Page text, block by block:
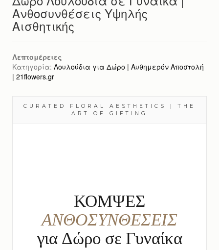
Ανθοσυνθέσεις Υψηλής
Αισθητικής
Λεπτομέρειες
Κατηγορία: Λουλούδια για Δώρο | Αυθημερόν Αποστολή
| 21flowers.gr
CURATED FLORAL AESTHETICS | THE
ART OF GIFTING
ΚΟΜΨΕΣ
ΑΝΘΟΣΥΝΘΕΣΕΙΣ
για Δώρο σε Γυναίκα